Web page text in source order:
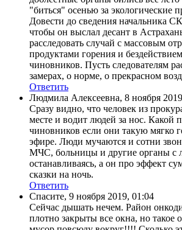
"биться" осенью за экологические
Довести до сведения начальника
чтобы он выслал десант в
расследовать случай с массовым
продуктами горения и
чиновников. Пусть следователям
замерах, о норме, о прекрасном
Ответить
Людмила Алексеевна, 8 ноября
Сразу видно, что человек из
месте и водит людей за нос. Какой
чиновников если они такую мягко
эфире. Люди мучаются и сотни
МЧС, больницы и другие органы с
останавливаясь, а он про эффект
сказки на ночь.
Ответить
Спасите, 9 ноября 2019, 01:04
Сейчас дышать нечем. Район
плотно закрыты все окна, но такое